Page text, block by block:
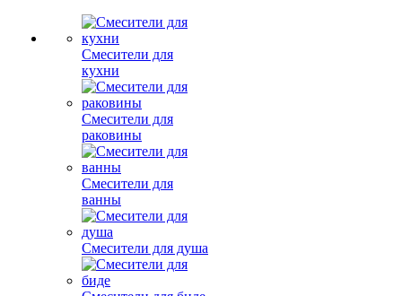
Смесители для
кухни
Смесители для
раковины
Смесители для
ванны
Смесители для душа